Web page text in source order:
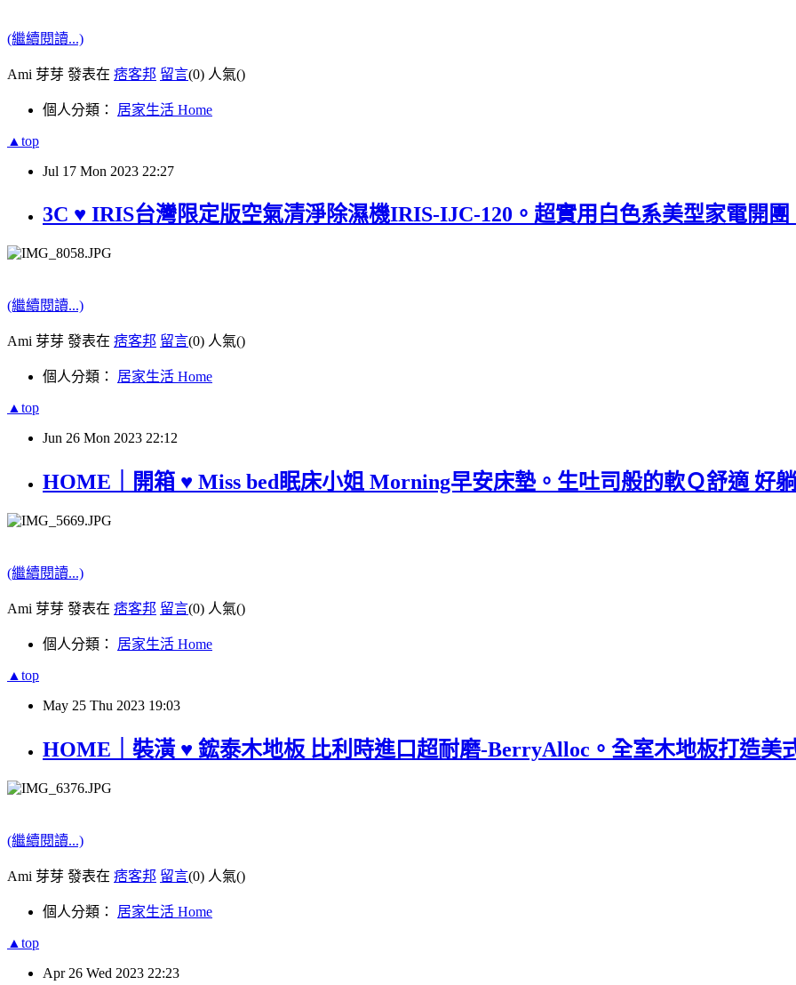
(繼續閱讀...)
Ami 芽芽 發表在 痞客邦 留言(0) 人氣()
個人分類： 居家生活 Home
▲top
Jul 17 Mon 2023 22:27
3C ♥ IRIS台灣限定版空氣清淨除濕機IRIS-IJC-120。超實用白色系美型家電開團
(繼續閱讀...)
Ami 芽芽 發表在 痞客邦 留言(0) 人氣()
個人分類： 居家生活 Home
▲top
Jun 26 Mon 2023 22:12
HOME｜開箱 ♥ Miss bed眠床小姐 Morning早安床墊。生吐司般的軟Ｑ舒適 好
(繼續閱讀...)
Ami 芽芽 發表在 痞客邦 留言(0) 人氣()
個人分類： 居家生活 Home
▲top
May 25 Thu 2023 19:03
HOME｜裝潢 ♥ 鋐泰木地板 比利時進口超耐磨-BerryAlloc。全室木地板打造美
(繼續閱讀...)
Ami 芽芽 發表在 痞客邦 留言(0) 人氣()
個人分類： 居家生活 Home
▲top
Apr 26 Wed 2023 22:23